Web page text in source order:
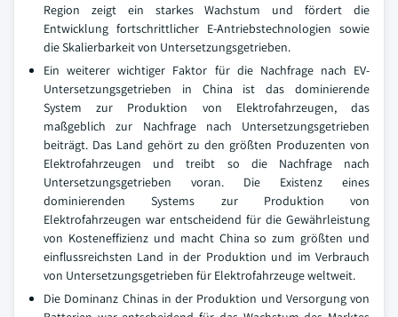
Region zeigt ein starkes Wachstum und fördert die
Entwicklung fortschrittlicher E-Antriebstechnologien sowie
die Skalierbarkeit von Untersetzungsgetrieben.
Ein weiterer wichtiger Faktor für die Nachfrage nach EV-
Untersetzungsgetrieben in China ist das dominierende
System zur Produktion von Elektrofahrzeugen, das
maßgeblich zur Nachfrage nach Untersetzungsgetrieben
beiträgt. Das Land gehört zu den größten Produzenten von
Elektrofahrzeugen und treibt so die Nachfrage nach
Untersetzungsgetrieben voran. Die Existenz eines
dominierenden Systems zur Produktion von
Elektrofahrzeugen war entscheidend für die Gewährleistung
von Kosteneffizienz und macht China so zum größten und
einflussreichsten Land in der Produktion und im Verbrauch
von Untersetzungsgetrieben für Elektrofahrzeuge weltweit.
Die Dominanz Chinas in der Produktion und Versorgung von